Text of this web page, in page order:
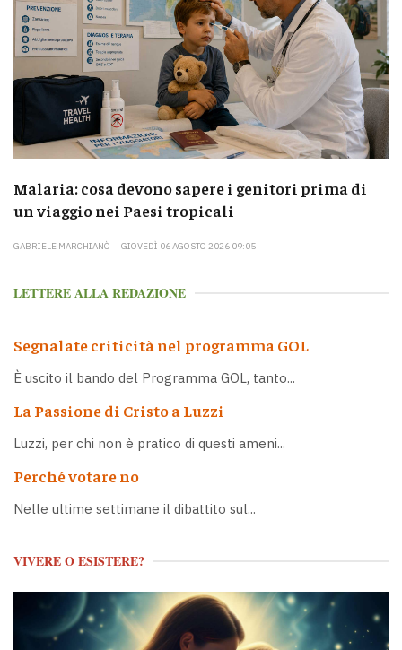
Malaria: cosa devono sapere i genitori prima di
un viaggio nei Paesi tropicali
GABRIELE MARCHIANÒ GIOVEDÌ 06 AGOSTO 2026 09:05
LETTERE ALLA REDAZIONE
Segnalate criticità nel programma GOL
È uscito il bando del Programma GOL, tanto...
La Passione di Cristo a Luzzi
Luzzi, per chi non è pratico di questi ameni...
Perché votare no
Nelle ultime settimane il dibattito sul...
VIVERE O ESISTERE?